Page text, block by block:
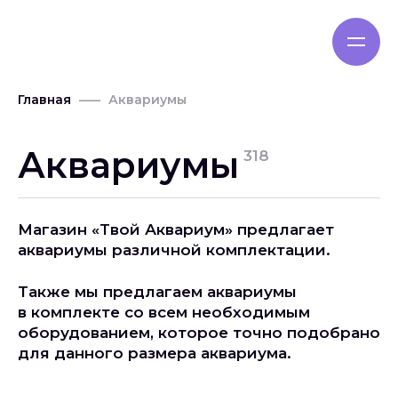
Главная Аквариумы
Аквариумы 318
Магазин «Твой Аквариум» предлагает
аквариумы различной комплектации.
Также мы предлагаем аквариумы
в комплекте со всем необходимым
оборудованием, которое точно подобрано
для данного размера аквариума.